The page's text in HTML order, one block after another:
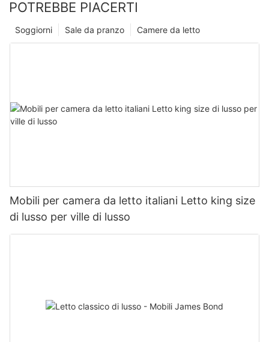
POTREBBE PIACERTI
Camere da letto
Sale da pranzo
Soggiorni
Mobili per camera da letto italiani Letto king size
di lusso per ville di lusso